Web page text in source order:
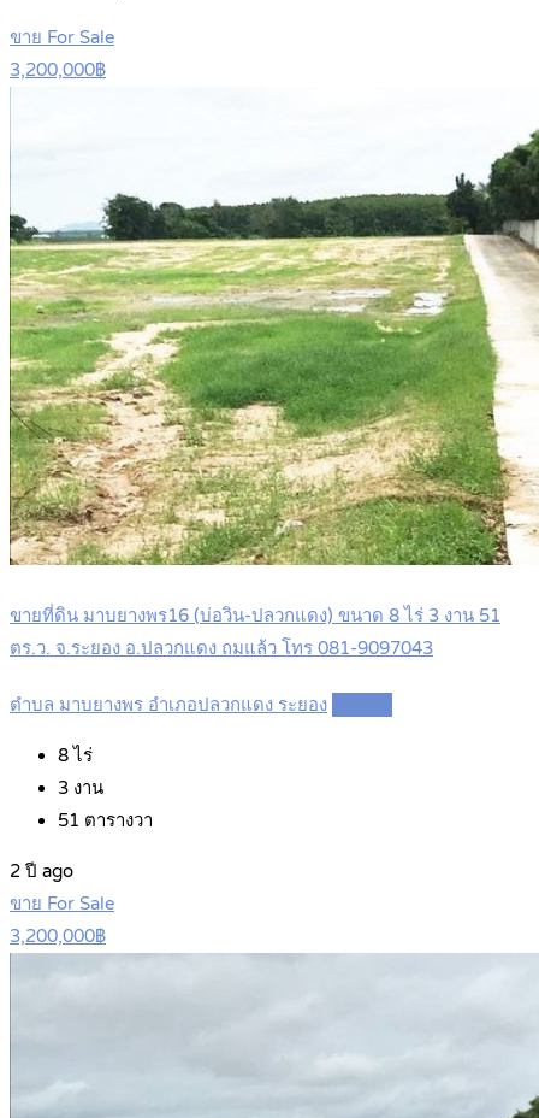
ขาย For Sale
3,200,000฿
ขายที่ดิน มาบยางพร16 (บ่อวิน-ปลวกแดง) ขนาด 8 ไร่ 3 งาน 51
ตร.ว. จ.ระยอง อ.ปลวกแดง ถมแล้ว โทร 081-9097043
ตำบล มาบยางพร อำเภอปลวกแดง ระยอง
8 ไร่
3 งาน
51 ตารางวา
2 ปี ago
ขาย For Sale
3,200,000฿